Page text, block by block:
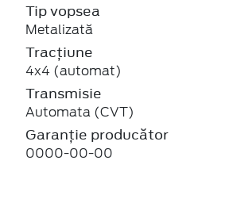
Tip vopsea
Metalizată
Tracțiune
4x4 (automat)
Transmisie
Automata (CVT)
Garanție producător
0000-00-00